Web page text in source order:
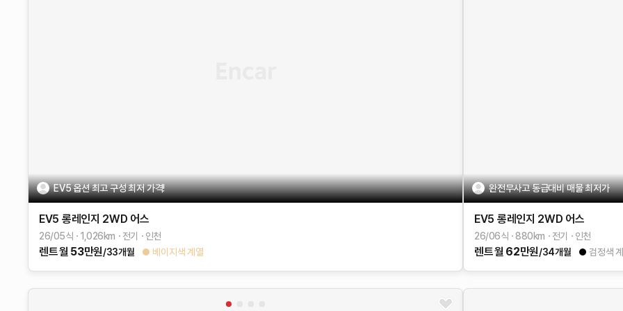
EV5 옵션 최고 구성 최저 가격!
EV5 롱레인지 2WD 어스
26/05식 1,026km 전기 인천
렌트월 53만원/33개월 베이지색 계열
완전무사고 동급대비 매물 최저가
EV5 롱레인지 2WD 어스
26/06식 880km 전기 인천
렌트월 62만원/34개월 검정색